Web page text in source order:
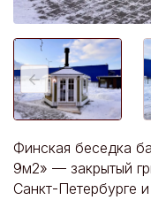
Финская беседка
9м2» — закрытый
Санкт‑Петербурге